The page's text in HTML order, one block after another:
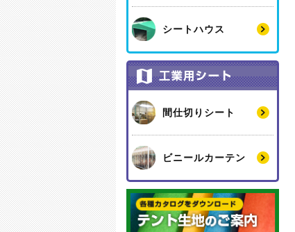
シートハウス
間仕切りシート
ビニールカーテン